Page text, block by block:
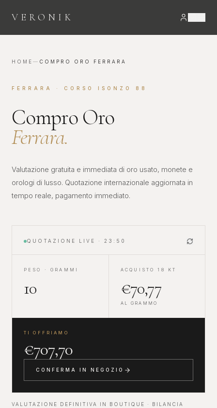
VERONIK
HOME — COMPRO ORO FERRARA
FERRARA · CORSO ISONZO 88
Compro Oro
Ferrara.
Valutazione gratuita e immediata di oro usato, monete e
orologi di lusso. Quotazione internazionale aggiornata in
tempo reale, pagamento immediato.
QUOTAZIONE LIVE · 23:50
PESO · GRAMMI ACQUISTO 18 KT
€70,77
AL GRAMMO
TI OFFRIAMO
€707,70
CONFERMA IN NEGOZIO
VALUTAZIONE DEFINITIVA IN BOUTIQUE · BILANCIA